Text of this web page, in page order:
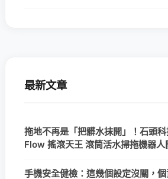
最新文章
拖地不再是「把髒水抹開」！石頭
Flow 搖滾天王 滾筒活水掃拖機器人
手機安全健檢：這幾個設定沒關，